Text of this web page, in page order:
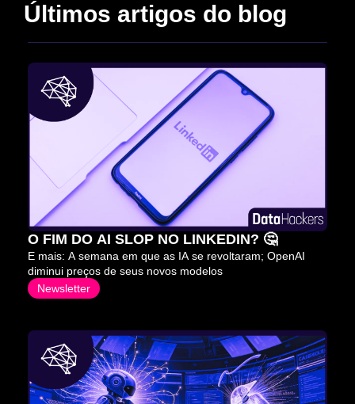
Últimos artigos do blog
O FIM DO AI SLOP NO LINKEDIN? 🤔
E mais: A semana em que as IA se revoltaram; OpenAI
diminui preços de seus novos modelos
Newsletter